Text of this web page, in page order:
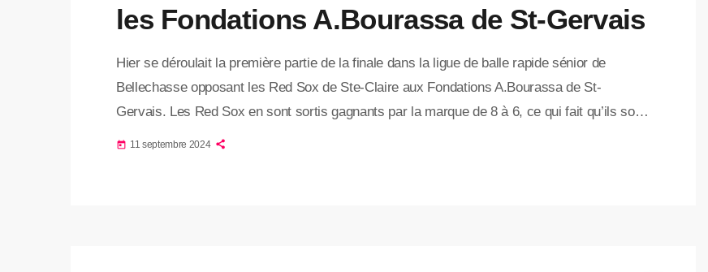
les Fondations A.Bourassa de St-Gervais
Hier se déroulait la première partie de la finale dans la ligue de balle rapide sénior de
Bellechasse opposant les Red Sox de Ste-Claire aux Fondations A.Bourassa de St-
Gervais. Les Red Sox en sont sortis gagnants par la marque de 8 à 6, ce qui fait qu’ils sont
en tête, pour le moment, dans cette série, 1-0. Le prochain match se déroulera jeudi le 12
today 11 septembre 2024